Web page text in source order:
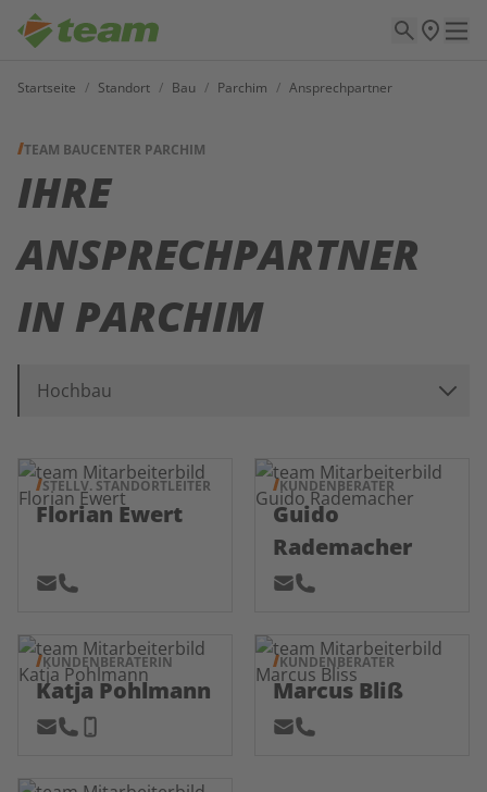
Startseite / Standort / Bau / Parchim / Ansprechpartner
TEAM BAUCENTER PARCHIM
IHRE
ANSPRECHPARTNER
IN PARCHIM
Hochbau
STELLV. STANDORTLEITER
Florian Ewert
KUNDENBERATER
Guido
Rademacher
KUNDENBERATERIN
Katja Pohlmann
KUNDENBERATER
Marcus Bliß